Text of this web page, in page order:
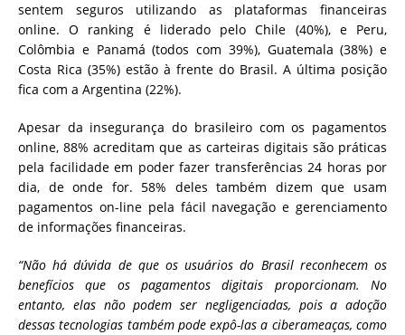
sentem seguros utilizando as plataformas financeiras
online. O ranking é liderado pelo Chile (40%), e Peru,
Colômbia e Panamá (todos com 39%), Guatemala (38%) e
Costa Rica (35%) estão à frente do Brasil. A última posição
fica com a Argentina (22%).
Apesar da insegurança do brasileiro com os pagamentos
online, 88% acreditam que as carteiras digitais são práticas
pela facilidade em poder fazer transferências 24 horas por
dia, de onde for. 58% deles também dizem que usam
pagamentos on-line pela fácil navegação e gerenciamento
de informações financeiras.
“Não há dúvida de que os usuários do Brasil reconhecem os
benefícios que os pagamentos digitais proporcionam. No
entanto, elas não podem ser negligenciadas, pois a adoção
dessas tecnologias também pode expô-las a ciberameaças, como